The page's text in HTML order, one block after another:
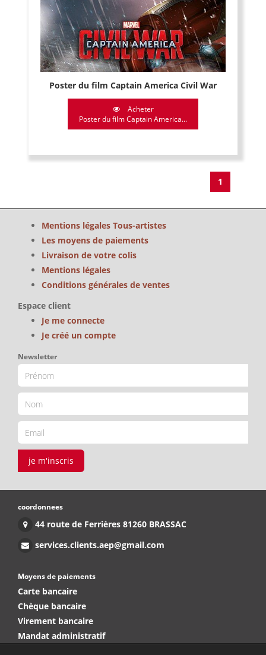
Poster du film Captain America Civil War
Acheter
Poster du film Captain America...
1
Mentions légales Tous-artistes
Les moyens de paiements
Livraison de votre colis
Mentions légales
Conditions générales de ventes
Espace client
Je me connecte
Je créé un compte
Newsletter
je m'inscris
coordonnees
44 route de Ferrières 81260 BRASSAC
services.clients.aep@gmail.com
Moyens de paiements
Carte bancaire
Chèque bancaire
Virement bancaire
Mandat administratif